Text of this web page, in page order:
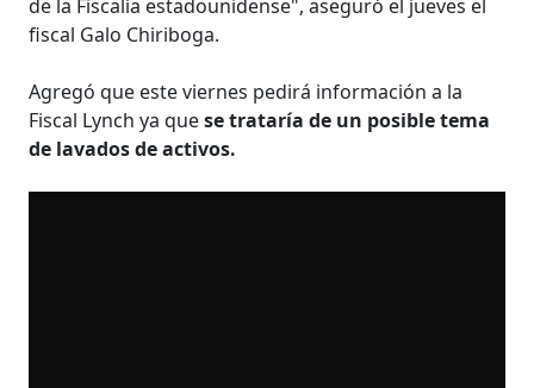
de la Fiscalía estadounidense", aseguró el jueves el
fiscal Galo Chiriboga.
Agregó que este viernes pedirá información a la
Fiscal Lynch ya quese trataría de un posible tema
de lavados de activos.